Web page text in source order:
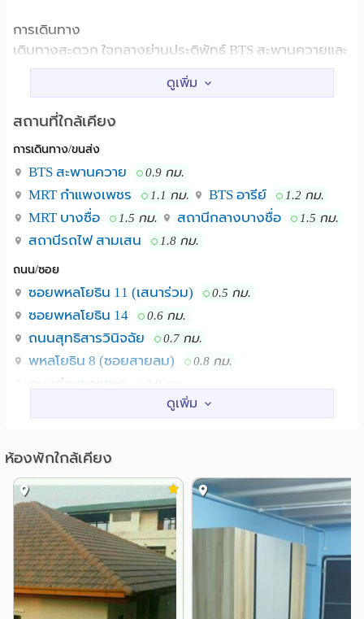
การเดินทาง
เดินทางสะดวก ใจกลางย่านประดิพัทธ์ BTS สะพานควายและ
บิ๊กซีสะพานควายอยู่แค่เอื้อม ล้อมรอบด้วยร้านสะดวกซื้อ
ร้านอาหาร ร้านกาแฟ ธนาคาร โรงเรียน ประดิพัทธ์สตรีทฟู้ด
และเพียง 5 นาทีถึงอารีย์ ร้านอาหารและแหล่งแฮงเอาท์ใหม่ ๆ
ที่ตอบโจทย์คนทุกรุ่นทุกวัย
มีรถประจำทางผ่านหลายสาย ทั้งจากหน้าปากซอย และจาก
ถนนพหลโยธิน แยกสะพานควาย
มาให้ไว มาเป็นสมาชิกบ้านที่อบอุ่น ในแหล่งชิค ๆ คูล ๆ ที่พรั่ง
สถานที่ใกล้เคียง - สะพานควาย อารีย์ บิ๊กซีสะพานควาย
สวนจตุจักร โรงพยาบาลเปาโล โรงพยาบาลวิมุติ โรง
พยาบาลวิชัยยุทธ หน่วยงานราชการ เช่น กระทรวงการคลัง
กรมสรรพากร กรมประชาสัมพันธ์ ล้อมรอบด้วยร้านสะดวก
ซื้อ ร้านกาแฟ ประดิพัทธ์สตรีทฟู้ด แหล่งช้อปปิ้งและคอมมูนิ
ตี้มอลล์ เช่น เดอะกัมพ์ แคมปิ้งกราวด์ ลาวิลล่า พหลโยธิน
เพลส
ติดต่อ 091 149 5494
สถานที่ใกล้เคียง :BTS สะพานควาย BTS อารีย์ สะพานควาย
อารีย์ บิ๊กซีสะพานควาย สวนจตุจักร โรงพยาบาลเปาโล โรง
พยาบาลวิมุติ โรงพยาบาลวิชัยยุทธ หน่วยงานราชการ เช่น
กระทรวงการคลัง กรมสรรพากร กรมประชาสัมพันธ์ ล้อม
รอบด้วยร้านสะดวกซื้อ ร้านกาแฟ ประดิพัทธ์สตรีทฟู้ด แหล่ง
ช้อปปิ้งและคอมมูนิตี้มอลล์ เช่น เดอะกัมพ์ แคมปิ้งกราวด์ ลา
วิลล่า พหลโยธินเพลส
สถานที่ใกล้เคียง
การเดินทาง/ขนส่ง
BTS สะพานควาย 0.9 กม.
MRT กำแพงเพชร 1.1 กม. BTS อารีย์ 1.2 กม.
MRT บางซื่อ 1.5 กม. สถานีกลางบางชื่อ 1.5 กม.
สถานีรถไฟ สามเสน 1.8 กม.
ถนน/ซอย
ซอยพหลโยธิน 11 (เสนาร่วม) 0.5 กม.
ซอยพหลโยธิน 14 0.6 กม.
ถนนสุทธิสารวินิจฉัย 0.7 กม.
พหลโยธิน 8 (ซอยสายลม) 0.8 กม.
ถนนกำแพงเพชร
1.0 กม.
รร.สามเสนวิทยาลัย
สถาบันการบินพลเรือน 1.7 กม.
ม.เทคโนโลยีราชมงคล จักรพงษภูวนาถ 2.0 กม.
ม.หอการค้า 2.3 กม.
วิทยาลัยการจัดการ ม.มหิดล
วิทยาลัยพยาบาลกองทัพบก
แหล่งช๊อปปิ้ง
ห้องพักใกล้เคียง